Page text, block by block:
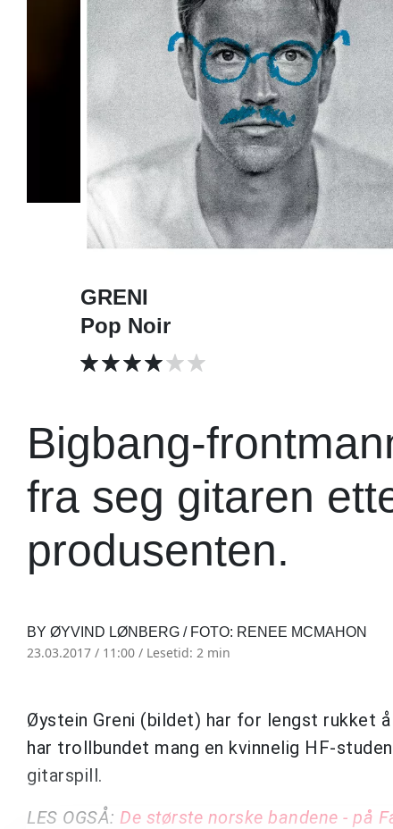
GRENI
Pop Noir
Bigbang-
fra seg gitaren
produsenten.
BY ØYVIND LØNBERG / FOTO: RENEE MCMAHON
23.03.2017 / 11:00 / Lesetid: 2 min
Øystein Greni (bildet) har for lengst rukket
har trollbundet mang en kvinnelig HF-
gitarspill.
LES OGSÅ: De største norske bandene - på